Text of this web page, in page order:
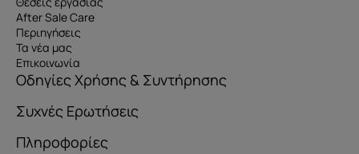
After Sale Care
Περιηγήσεις
Τα νέα μας
Επικοινωνία
Οδηγίες Χρήσης & Συντήρησης
Συχνές Ερωτήσεις
Πληροφορίες